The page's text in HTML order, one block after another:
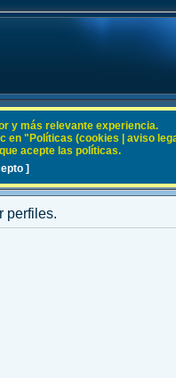
perfiles.
y más relevante experiencia.
"Políticas (cookies | aviso
acepte las políticas.
]